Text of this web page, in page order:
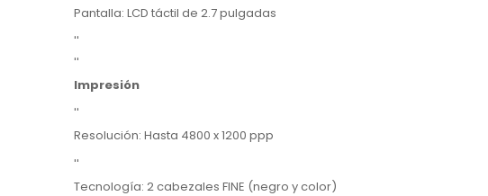
Pantalla: LCD táctil de 2.7 pulgadas
''
''
Impresión
''
Resolución: Hasta 4800 x 1200 ppp
''
Tecnología: 2 cabezales FINE (negro y color)